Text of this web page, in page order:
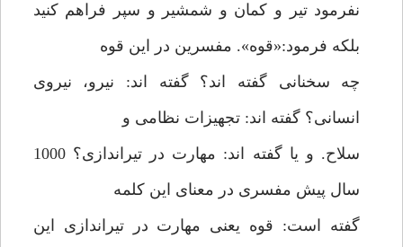
نفرمود تیر و کمان و شمشیر و سپر فراهم کنید
بلکه فرمود:«قوه». مفسرین در این قوه
چه سخنانی گفته اند؟ گفته اند: نیرو، نیروی
انسانی؟ گفته اند: تجهیزات نظامی و
سلاح. و یا گفته اند: مهارت در تیراندازی؟ 1000
سال پیش مفسری در معنای این کلمه
گفته است: قوه یعنی مهارت در تیراندازی این